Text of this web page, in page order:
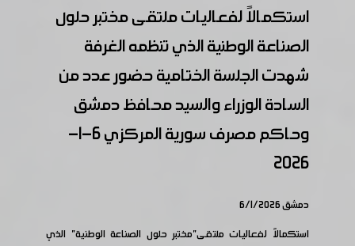
استكمالاً لفعاليات ملتقى مختبر حلول
الصناعة الوطنية الذي تنظمه الغرفة
شهدت الجلسة الختامية حضور عدد من
السادة الوزراء والسيد محافظ دمشق
وحاكم مصرف سورية المركزي 6-1-
2026
دمشق 6/1/2026
استكمالاً لفعاليات ملتقى"مختبر حلول الصناعة الوطنية" الذي